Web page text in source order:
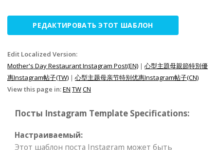
РЕДАКТИРОВАТЬ ЭТОТ ШАБЛОН
Edit Localized Version:
Mother's Day Restaurant Instagram Post(EN) | 心型主題母親節特別優
惠Instagram帖子(TW) | 心型主题母亲节特别优惠Instagram帖子(CN)
View this page in:EN TWCN
Посты Instagram Template Specifications:
Настраиваемый:
Этот шаблон поста Instagram может быть